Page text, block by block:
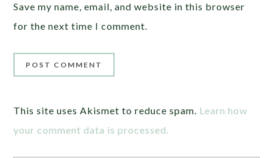
Save my name, email, and website in this browser
for the next time I comment.
This site uses Akismet to reduce spam. Learn how
your comment data is processed.